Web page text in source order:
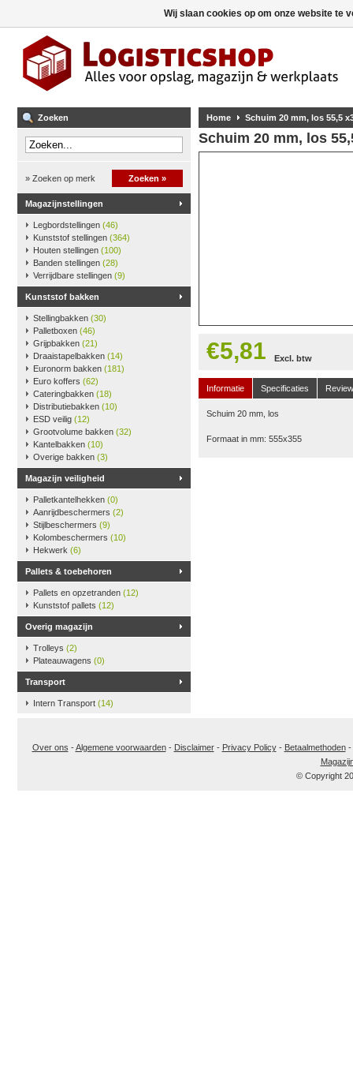
Zoeken
» Zoeken op merk Zoeken »
Magazijnstellingen
Legbordstellingen (46)
Kunststof stellingen (364)
Houten stellingen (100)
Banden stellingen (28)
Verrijdbare stellingen (9)
Kunststof bakken
Stellingbakken (30)
Palletboxen (46)
Grijpbakken (21)
Draaistapelbakken (14)
Euronorm bakken (181)
Euro koffers (62)
Cateringbakken (18)
Distributiebakken (10)
ESD veilig (12)
Grootvolume bakken (32)
Kantelbakken (10)
Overige bakken (3)
Magazijn veiligheid
Palletkantelhekken (0)
Aanrijdbeschermers (2)
Stijlbeschermers (9)
Kolombeschermers (10)
Hekwerk (6)
Pallets & toebehoren
Pallets en opzetranden (12)
Kunststof pallets (12)
Overig magazijn
Trolleys (2)
Plateauwagens (0)
Transport
Intern Transport (14)
Home Schuim 20 mm, los 55,5
Schuim 20 mm, los
€5,81 Excl. btw
Informatie Specificaties
Schuim 20 mm, los
Formaat in mm: 555x355
Over ons -Algemene voorwaarden- Disclaimer- Privacy Policy- Betaalmethoden-
© Copyright
Wij slaan cookies op om onze website te